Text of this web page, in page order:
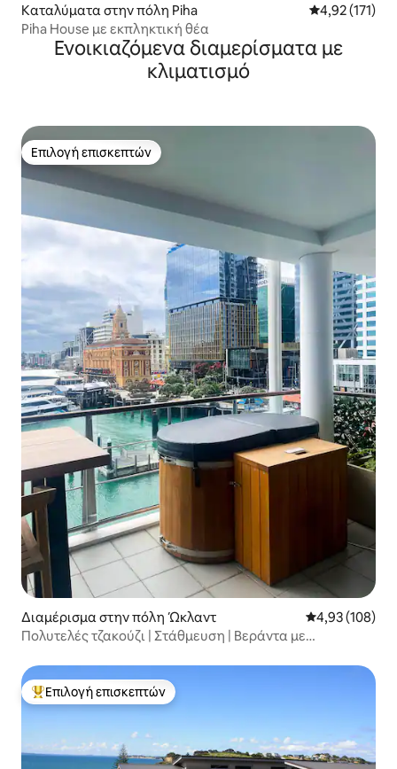
Καταλύματα στην πόλη Piha Μέση
4,92 (171)
Piha House με εκπληκτική θέα
Ενοικιαζόμενα διαμερίσματα με
κλιματισμό
Επιλογή επισκεπτών
Επιλογή επισκεπτών
Διαμέρισμα στην πόλη Ώκλαντ Μέση
4,93 (108)
Πολυτελές τζακούζι | Στάθμευση | Βεράντα με
Κορυφαία επιλογή επισκεπτών
Επιλογή επισκεπτών